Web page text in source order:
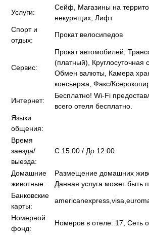
Услуги:
Сейф, Магазины на
некурящих, Лифт
Спорт и
отдых:
Прокат велосипедов
Сервис:
Прокат автомобилей,
(платный), Круглосуточная
Обмен валюты, Камера
консьержа, Факс/
Интернет:
Бесплатно! Wi-Fi
всего отеля бесплатно.
Языки
общения:
Время
заезда/
выезда:
C 15:00 / До 12:00
Домашние
животные:
Размещение домашних
Данная услуга может быть
Банковские
карты:
Номерной
фонд:
Номеров в отеле: 17, Сеть